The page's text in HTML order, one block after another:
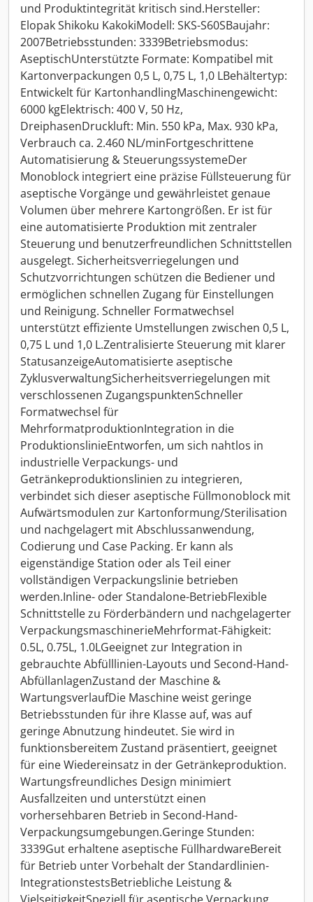
und Produktintegrität kritisch sind.Hersteller:
Elopak Shikoku KakokiModell: SKS-S60SBaujahr:
2007Betriebsstunden: 3339Betriebsmodus:
AseptischUnterstützte Formate: Kompatibel mit
Kartonverpackungen 0,5 L, 0,75 L, 1,0 LBehältertyp:
Entwickelt für KartonhandlingMaschinengewicht:
6000 kgElektrisch: 400 V, 50 Hz,
DreiphasenDruckluft: Min. 550 kPa, Max. 930 kPa,
Verbrauch ca. 2.460 NL/minFortgeschrittene
Automatisierung & SteuerungssystemeDer
Monoblock integriert eine präzise Füllsteuerung für
aseptische Vorgänge und gewährleistet genaue
Volumen über mehrere Kartongrößen. Er ist für
eine automatisierte Produktion mit zentraler
Steuerung und benutzerfreundlichen Schnittstellen
ausgelegt. Sicherheitsverriegelungen und
Schutzvorrichtungen schützen die Bediener und
ermöglichen schnellen Zugang für Einstellungen
und Reinigung. Schneller Formatwechsel
unterstützt effiziente Umstellungen zwischen 0,5 L,
0,75 L und 1,0 L.Zentralisierte Steuerung mit klarer
StatusanzeigeAutomatisierte aseptische
ZyklusverwaltungSicherheitsverriegelungen mit
verschlossenen ZugangspunktenSchneller
Formatwechsel für
MehrformatproduktionIntegration in die
ProduktionslinieEntworfen, um sich nahtlos in
industrielle Verpackungs- und
Getränkeproduktionslinien zu integrieren,
verbindet sich dieser aseptische Füllmonoblock mit
Aufwärtsmodulen zur Kartonformung/Sterilisation
und nachgelagert mit Abschlussanwendung,
Codierung und Case Packing. Er kann als
eigenständige Station oder als Teil einer
vollständigen Verpackungslinie betrieben
werden.Inline- oder Standalone-BetriebFlexible
Schnittstelle zu Förderbändern und nachgelagerter
VerpackungsmaschinerieMehrformat-Fähigkeit:
0.5L, 0.75L, 1.0LGeeignet zur Integration in
gebrauchte Abfülllinien-Layouts und Second-Hand-
AbfüllanlagenZustand der Maschine &
WartungsverlaufDie Maschine weist geringe
Betriebsstunden für ihre Klasse auf, was auf
geringe Abnutzung hindeutet. Sie wird in
funktionsbereitem Zustand präsentiert, geeignet
für eine Wiedereinsatz in der Getränkeproduktion.
Wartungsfreundliches Design minimiert
Ausfallzeiten und unterstützt einen
vorhersehbaren Betrieb in Second-Hand-
Verpackungsumgebungen.Geringe Stunden:
3339Gut erhaltene aseptische FüllhardwareBereit
für Betrieb unter Vorbehalt der Standardlinien-
IntegrationstestsBetriebliche Leistung &